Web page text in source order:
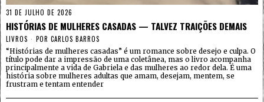
31 DE JULHO DE 2026
HISTÓRIAS DE MULHERES CASADAS — TALVEZ TRAIÇÕES DEMAIS
LIVROS POR CARLOS BARROS
“Histórias de mulheres casadas” é um romance sobre desejo e culpa. O
título pode dar a impressão de uma coletânea, mas o livro acompanha
principalmente a vida de Gabriela e das mulheres ao redor dela. É uma
história sobre mulheres adultas que amam, desejam, mentem, se
frustram e tentam entender